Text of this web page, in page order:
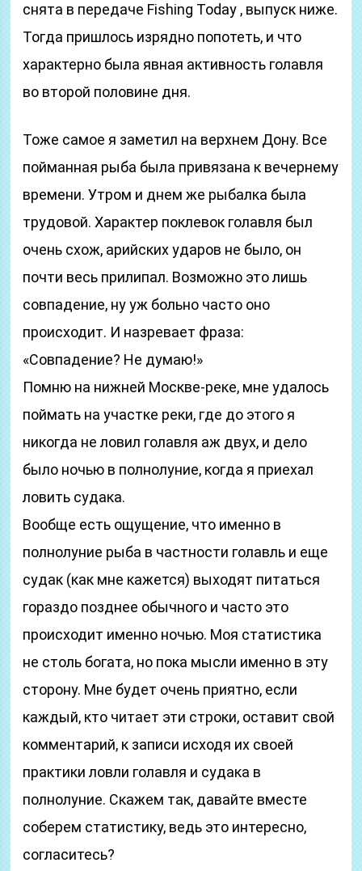
снята в передаче Fishing Today , выпуск ниже.
Тогда пришлось изрядно попотеть, и что
характерно была явная активность голавля
во второй половине дня.
Тоже самое я заметил на верхнем Дону. Все
пойманная рыба была привязана к вечернему
времени. Утром и днем же рыбалка была
трудовой. Характер поклевок голавля был
очень схож, арийских ударов не было, он
почти весь прилипал. Возможно это лишь
совпадение, ну уж больно часто оно
происходит. И назревает фраза:
«Совпадение? Не думаю!»
Помню на нижней Москве-реке, мне удалось
поймать на участке реки, где до этого я
никогда не ловил голавля аж двух, и дело
было ночью в полнолуние, когда я приехал
ловить судака.
Вообще есть ощущение, что именно в
полнолуние рыба в частности голавль и еще
судак (как мне кажется) выходят питаться
гораздо позднее обычного и часто это
происходит именно ночью. Моя статистика
не столь богата, но пока мысли именно в эту
сторону. Мне будет очень приятно, если
каждый, кто читает эти строки, оставит свой
комментарий, к записи исходя их своей
практики ловли голавля и судака в
полнолуние. Скажем так, давайте вместе
соберем статистику, ведь это интересно,
согласитесь?